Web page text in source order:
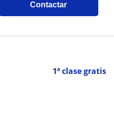
Contactar
1ª clase gratis